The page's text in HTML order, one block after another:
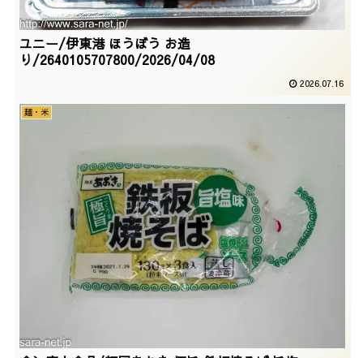
ユニー/伊東港 ほうぼう お造
り/2640105707800/2026/04/08
2026.07.16
麺・米